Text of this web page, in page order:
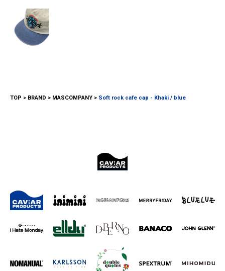
TOP BRAND MASCOMPANY Soft rock cafe cap - Khaki / blue